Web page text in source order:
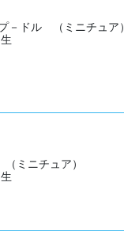
－ドル （ミニチュア）
ミニチュア）